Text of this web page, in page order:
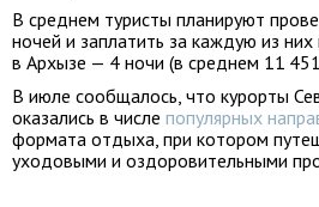
В среднем туристы планируют
ночей и заплатить за каждую из
в Архызе — 4 ночи (в среднем 11
В июле сообщалось, что курорты
оказались в числе популярных
формата отдыха, при котором
уходовыми и оздоровительными